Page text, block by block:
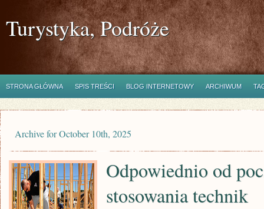
Turystyka, Podróże
STRONA GŁÓWNA SPIS TREŚCI BLOG INTERNETOWY ARCHIWUM
Archive for October 10th, 2025
Odpowiednio od
stosowania technik